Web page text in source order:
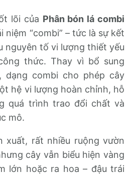
lõi của Phân bón lá combi
niệm “combi” – tức là sự kết
nguyên tố vi lượng thiết yếu
thức. Thay vì bổ sung
dạng combi cho phép cây
hệ vi lượng hoàn chỉnh, hỗ
quá trình trao đổi chất và
mô.
xuất, rất nhiều ruộng vườn
cây vẫn biểu hiện vàng
lớn hoặc ra hoa – đậu trái